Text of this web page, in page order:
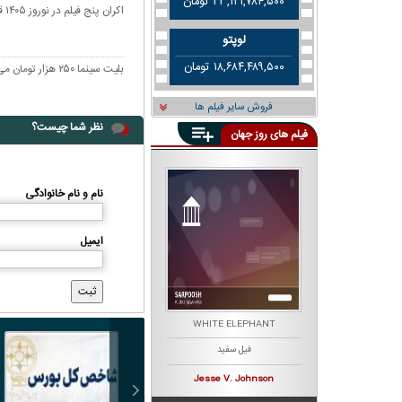
اکران پنج فیلم در نوروز ۱۴۰۵ قطعی شد
بلیت سینما ۲۵۰ هزار تومان می‌شود؟
نظر شما چیست؟
نام و نام خانوادگی
ایمیل
لوپتو
۱۸,۶۸۴,۴۸۹,۵۰۰ تومان
فروش سایر فیلم ها
فیلم های روز جهان
WHITE ELEPHANT
فیل سفید
Jesse V.‎ Johnson
Loren Bouchard